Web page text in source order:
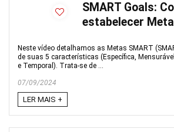
SMART Goals:
estabelecer
Neste vídeo detalhamos as Metas SMART
de suas 5 características (Específica,
e Temporal). Trata-se de ...
07/09/2024
LER MAIS +